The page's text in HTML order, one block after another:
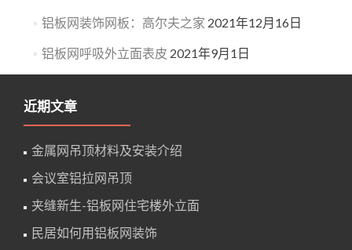
铝板网装饰网板：高尔夫之家 2021年12月16日
铝板网呼吸外立面表皮 2021年9月1日
近期文章
金属网吊顶材料及安装介绍
会议室铝拉网吊顶
夹缝新生-铝板网住宅楼外立面
民居如何用铝板网装饰